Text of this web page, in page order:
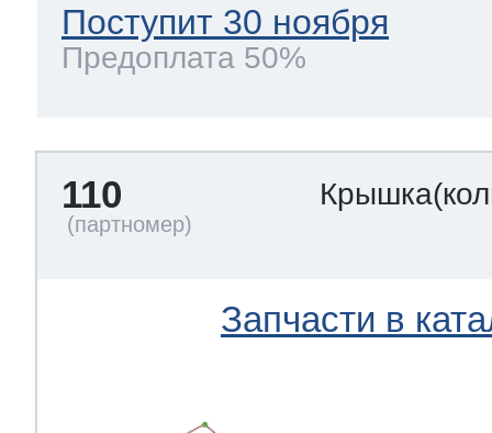
Поступит 30 ноября
Предоплата 50%
110
Запчасти в